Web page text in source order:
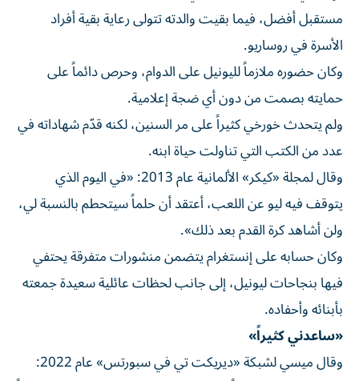
مستقبل أفضل، فيما بقيت والدته تتولى رعاية بقية أفراد
الأسرة في روساريو.
وكان حضوره ملازماً لليونيل على الدوام، وحرص دائماً على
حمايته بصمت من دون أي ضجة إعلامية.
ولم يتحدث خورخي كثيراً على مر السنين، لكنه قدّم شهاداته في
عدد من الكتب التي تناولت حياة ابنه.
وقال لمجلة «كيكر» الألمانية عام 2013: «في اليوم الذي
يتوقف فيه ليو عن اللعب، أعتقد أن حلماً سيتحطم بالنسبة لي،
ولن أشاهد كرة القدم بعد ذلك».
وكان حسابه على إنستغرام يتضمن منشورات متفرقة يحتفي
فيها بنجاحات ليونيل، إلى جانب لحظات عائلية سعيدة جمعته
بأبنائه وأحفاده.
«ساعدني كثيراً»
وقال ميسي لشبكة «ديريكت تي في سبورتس» عام 2022: